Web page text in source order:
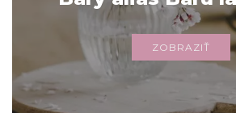
ZOBRAZIŤ